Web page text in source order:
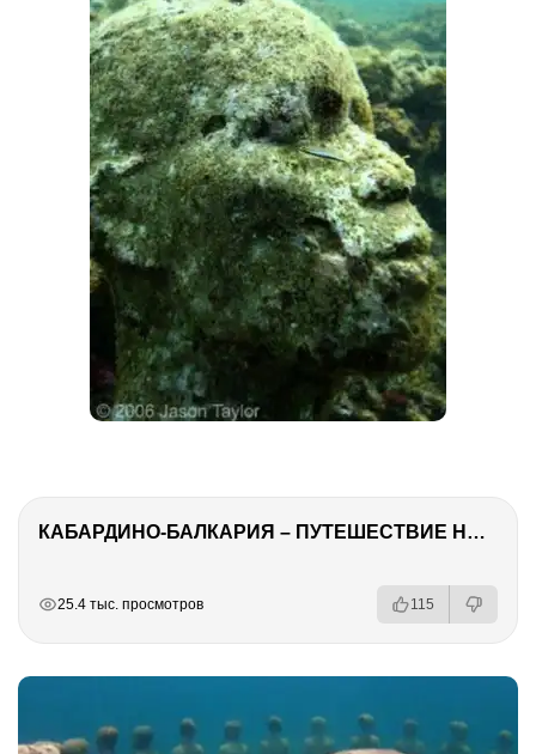
КАБАРДИНО-БАЛКАРИЯ – ПУТЕШЕСТВИЕ НА КАВКАЗ часть 3
25.4 тыс. просмотров 115